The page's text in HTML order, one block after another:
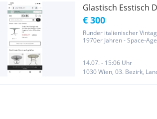
Glastisch Esstisch
€ 300
Runder italienischer
1970er Jahren - Space-
Meter...
14.07. - 15:06 Uhr
1030 Wien, 03. Bezirk,